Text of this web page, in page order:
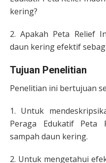
kering?
2. Apakah Peta Relief
daun kering efektif
Tujuan Penelitian
Penelitian ini bertujuan
1. Untuk
Peraga Edukatif Peta
sampah daun kering.
2. Untuk mengetahui